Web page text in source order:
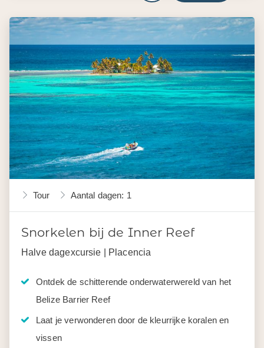
Tour Aantal dagen: 1
Snorkelen bij de Inner Reef
Halve dagexcursie | Placencia
Ontdek de schitterende onderwaterwereld van het
Belize Barrier Reef
Laat je verwonderen door de kleurrijke koralen en
vissen